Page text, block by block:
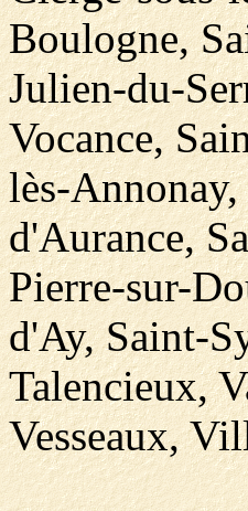
Boulogne,
Julien-du-
Vocance,
lès-
d'Aurance,
Pierre-sur-
d'Ay, Saint-
Talencieux,
Vesseaux,